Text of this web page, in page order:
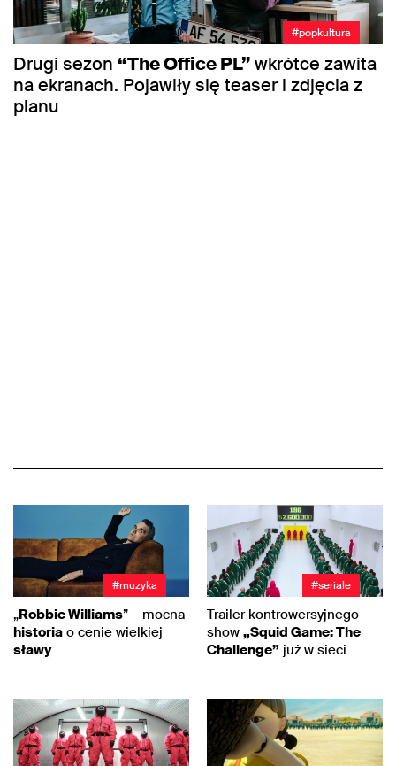
#popkultura
Drugi sezon “The Office PL”wkrótce zawita
na ekranach. Pojawiły się teaser i zdjęcia z
planu
#muzyka
„Robbie Williams” – mocna
historia o cenie wielkiej
sławy
#seriale
Trailer kontrowersyjnego
show „Squid Game: The
Challenge” już w sieci